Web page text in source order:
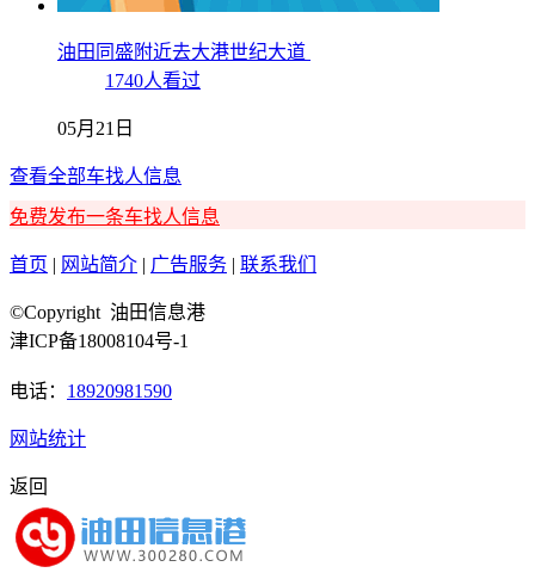
油田同盛附近去大港世纪大道
1740人看过
05月21日
查看全部车找人信息
免费发布一条车找人信息
首页 | 网站简介 | 广告服务 | 联系我们
©Copyright 油田信息港
津ICP备18008104号-1
电话： 18920981590
网站统计
返回